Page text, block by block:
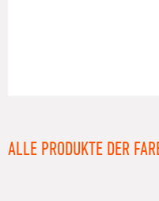
ALLE PRODUKTE DER